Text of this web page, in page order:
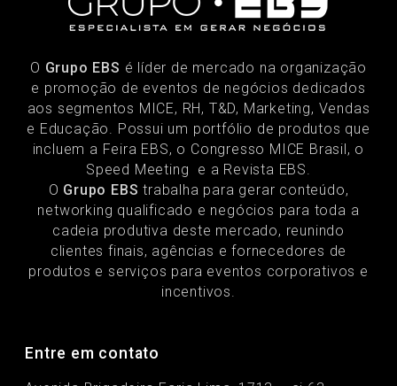
O Grupo EBS é líder de mercado na organização
e promoção de eventos de negócios dedicados
aos segmentos MICE, RH, T&D, Marketing, Vendas
e Educação. Possui um portfólio de produtos que
incluem a Feira EBS, o Congresso MICE Brasil, o
Speed Meeting e a Revista EBS.
O Grupo EBS trabalha para gerar conteúdo,
networking qualificado e negócios para toda a
cadeia produtiva deste mercado, reunindo
clientes finais, agências e fornecedores de
produtos e serviços para eventos corporativos e
incentivos.
Entre em contato